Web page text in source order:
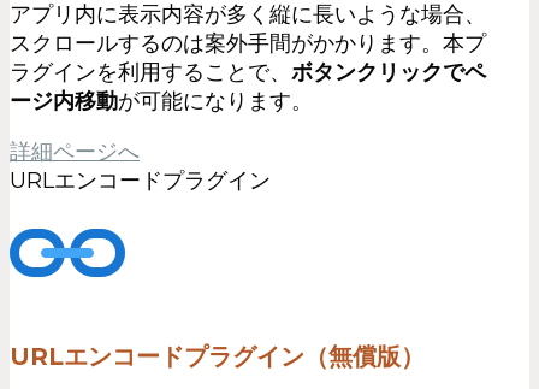
アプリ内に表示内容が多く縦に長いような場合、
スクロールするのは案外手間がかかります。本プ
ラグインを利用することで、 ボタンクリックでペ
ージ内移動が可能になります。
詳細ページへ
URLエンコードプラグイン
URLエンコードプラグイン（無償版）